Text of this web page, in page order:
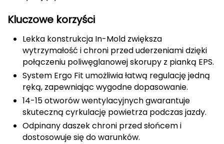
Deuter
Dolomite
EISBAR
ENERO
ENERO CAMP
Kluczowe korzyści
Lekka konstrukcja In-Mold zwiększa
wytrzymałość i chroni przed uderzeniami dzięki
połączeniu poliwęglanowej skorupy z pianką EPS.
System Ergo Fit umożliwia łatwą regulację jedną
ręką, zapewniając wygodne dopasowanie.
14-15 otworów wentylacyjnych gwarantuje
skuteczną cyrkulację powietrza podczas jazdy.
Odpinany daszek chroni przed słońcem i
dostosowuje się do warunków.